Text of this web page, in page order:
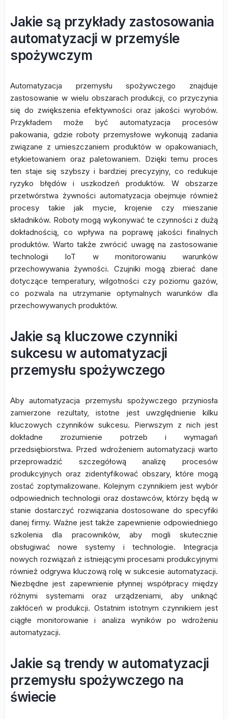
Jakie są przykłady zastosowania
automatyzacji w przemyśle
spożywczym
Automatyzacja przemysłu spożywczego znajduje
zastosowanie w wielu obszarach produkcji, co przyczynia
się do zwiększenia efektywności oraz jakości wyrobów.
Przykładem może być automatyzacja procesów
pakowania, gdzie roboty przemysłowe wykonują zadania
związane z umieszczaniem produktów w opakowaniach,
etykietowaniem oraz paletowaniem. Dzięki temu proces
ten staje się szybszy i bardziej precyzyjny, co redukuje
ryzyko błędów i uszkodzeń produktów. W obszarze
przetwórstwa żywności automatyzacja obejmuje również
procesy takie jak mycie, krojenie czy mieszanie
składników. Roboty mogą wykonywać te czynności z dużą
dokładnością, co wpływa na poprawę jakości finalnych
produktów. Warto także zwrócić uwagę na zastosowanie
technologii IoT w monitorowaniu warunków
przechowywania żywności. Czujniki mogą zbierać dane
dotyczące temperatury, wilgotności czy poziomu gazów,
co pozwala na utrzymanie optymalnych warunków dla
przechowywanych produktów.
Jakie są kluczowe czynniki
sukcesu w automatyzacji
przemysłu spożywczego
Aby automatyzacja przemysłu spożywczego przyniosła
zamierzone rezultaty, istotne jest uwzględnienie kilku
kluczowych czynników sukcesu. Pierwszym z nich jest
dokładne zrozumienie potrzeb i wymagań
przedsiębiorstwa. Przed wdrożeniem automatyzacji warto
przeprowadzić szczegółową analizę procesów
produkcyjnych oraz zidentyfikować obszary, które mogą
zostać zoptymalizowane. Kolejnym czynnikiem jest wybór
odpowiednich technologii oraz dostawców, którzy będą w
stanie dostarczyć rozwiązania dostosowane do specyfiki
danej firmy. Ważne jest także zapewnienie odpowiedniego
szkolenia dla pracowników, aby mogli skutecznie
obsługiwać nowe systemy i technologie. Integracja
nowych rozwiązań z istniejącymi procesami produkcyjnymi
również odgrywa kluczową rolę w sukcesie automatyzacji.
Niezbędne jest zapewnienie płynnej współpracy między
różnymi systemami oraz urządzeniami, aby uniknąć
zakłóceń w produkcji. Ostatnim istotnym czynnikiem jest
ciągłe monitorowanie i analiza wyników po wdrożeniu
automatyzacji.
Jakie są trendy w automatyzacji
przemysłu spożywczego na
świecie